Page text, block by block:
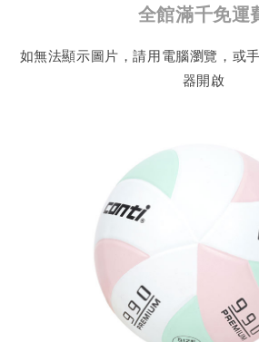
全館滿千免運
如無法顯示圖片，請用電腦瀏覽，或
器開啟